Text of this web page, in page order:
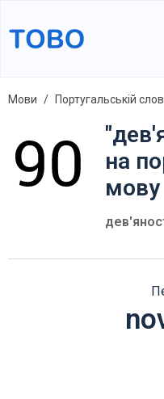
Мови Португальській
на
мову